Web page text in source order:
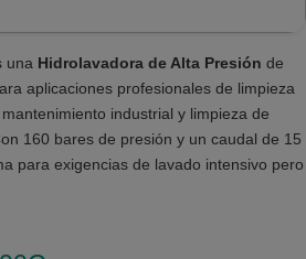
una Hidrolavadora de Alta Presión de
aplicaciones profesionales de limpieza
industrial y limpieza de
160 bares de presión y un caudal de 15
para exigencias de lavado intensivo pero